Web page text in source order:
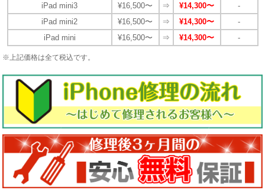
iPad mini3
¥16,500〜 ⇒ ¥14,300〜
-
iPad mini2
¥16,500〜 ⇒ ¥14,300〜
-
iPad mini
¥16,500〜 ⇒ ¥14,300〜 -
※上記価格は全て税込です。